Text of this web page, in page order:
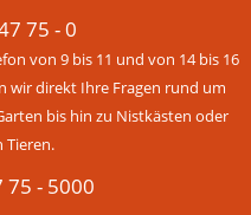
75 - 0
von 9 bis 11 und von 14 bis 16
wir direkt Ihre Fragen rund um
bis hin zu Nistkästen oder
Tieren.
75 - 5000